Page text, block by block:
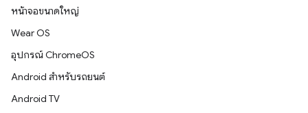
หน้าจอขนาดใหญ่
Wear OS
อุปกรณ์ ChromeOS
Android สำหรับรถยนต์
Android TV